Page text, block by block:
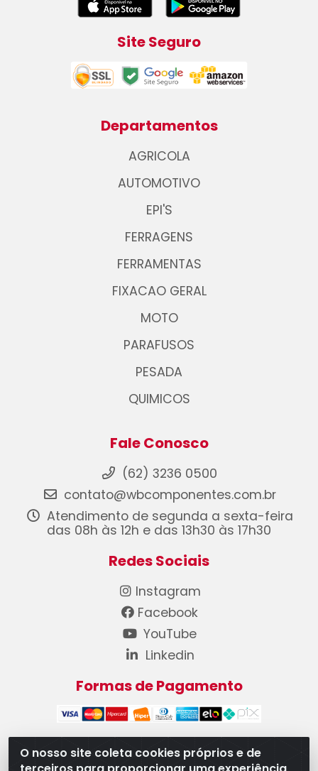
O nosso site coleta cookies próprios e de
Site Seguro
Departamentos
AGRICOLA
AUTOMOTIVO
EPI'S
FERRAGENS
FERRAMENTAS
FIXACAO GERAL
MOTO
PARAFUSOS
PESADA
QUIMICOS
Fale Conosco
(62) 3236 0500
contato@wbcomponentes.com.br
Atendimento de segunda a sexta-feira
das 08h às 12h e das 13h30 às 17h30
Redes Sociais
Instagram
Facebook
YouTube
Linkedin
Formas de Pagamento